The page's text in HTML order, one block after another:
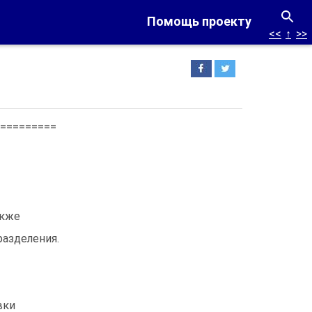
Помощь проекту
<< ↑ >>